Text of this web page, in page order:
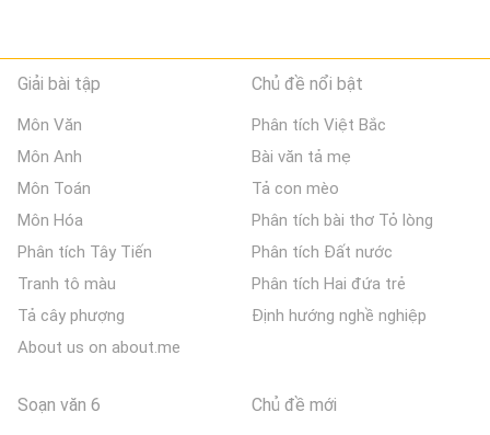
Giải bài tập
Môn Văn
Môn Anh
Môn Toán
Môn Hóa
Phân tích Tây Tiến
Tranh tô màu
Tả cây phượng
About us on about.me
Chủ đề nổi bật
Phân tích Việt Bắc
Bài văn tả mẹ
Tả con mèo
Phân tích bài thơ Tỏ lòng
Phân tích Đất nước
Phân tích Hai đứa trẻ
Định hướng nghề nghiệp
Soạn văn 6 Chủ đề mới